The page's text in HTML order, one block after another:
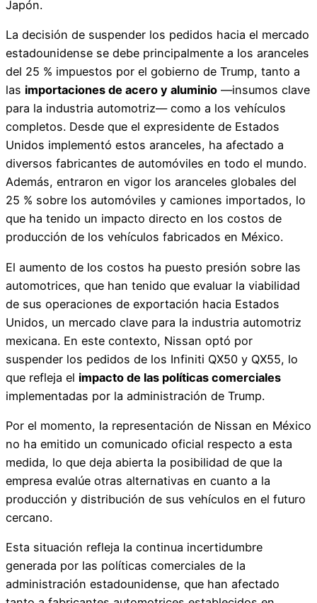
Japón.
La decisión de suspender los pedidos hacia el mercado
estadounidense se debe principalmente a los aranceles
del 25 % impuestos por el gobierno de Trump, tanto a
las importaciones de acero y aluminio —insumos clave
para la industria automotriz— como a los vehículos
completos. Desde que el expresidente de Estados
Unidos implementó estos aranceles, ha afectado a
diversos fabricantes de automóviles en todo el mundo.
Además, entraron en vigor los aranceles globales del
25 % sobre los automóviles y camiones importados, lo
que ha tenido un impacto directo en los costos de
producción de los vehículos fabricados en México.
El aumento de los costos ha puesto presión sobre las
automotrices, que han tenido que evaluar la viabilidad
de sus operaciones de exportación hacia Estados
Unidos, un mercado clave para la industria automotriz
mexicana. En este contexto, Nissan optó por
suspender los pedidos de los Infiniti QX50 y QX55, lo
que refleja el impacto de las políticas comerciales
implementadas por la administración de Trump.
Por el momento, la representación de Nissan en México
no ha emitido un comunicado oficial respecto a esta
medida, lo que deja abierta la posibilidad de que la
empresa evalúe otras alternativas en cuanto a la
producción y distribución de sus vehículos en el futuro
cercano.
Esta situación refleja la continua incertidumbre
generada por las políticas comerciales de la
administración estadounidense, que han afectado